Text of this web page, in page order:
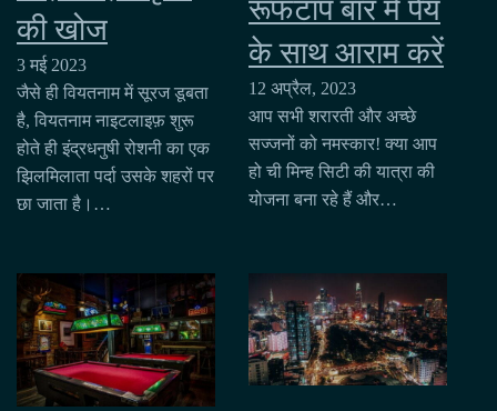
की खोज
3 मई 2023
जैसे ही वियतनाम में सूरज डूबता
है, वियतनाम नाइटलाइफ़ शुरू
होते ही इंद्रधनुषी रोशनी का एक
झिलमिलाता पर्दा उसके शहरों पर
छा जाता है।…
रूफटॉप बार में पेय
के साथ आराम करें
12 अप्रैल, 2023
आप सभी शरारती और अच्छे
सज्जनों को नमस्कार! क्या आप
हो ची मिन्ह सिटी की यात्रा की
योजना बना रहे हैं और…